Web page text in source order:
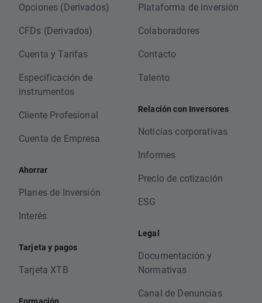
Opciones (Derivados)
CFDs (Derivados)
Cuenta y Tarifas
Especificación de
instrumentos
Cliente Profesional
Cuenta de Empresa
Ahorrar
Planes de Inversión
Interés
Tarjeta y pagos
Tarjeta XTB
Plataforma de inversión
Colaboradores
Contacto
Talento
Relación con Inversores
Noticias corporativas
Informes
Precio de cotización
ESG
Legal
Documentación y
Normativas
Canal de Denuncias